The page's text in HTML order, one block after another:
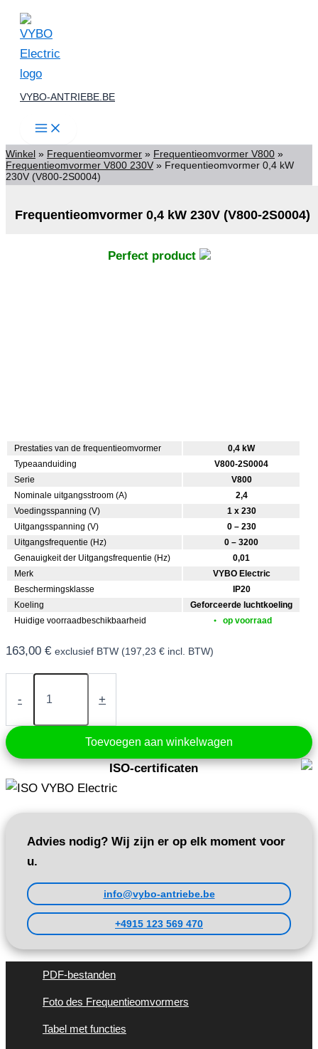
Spring
naar
inhoud
VYBO-ANTRIEBE.BE
Winkel » Frequentieomvormer » Frequentieomvormer V800 »
Frequentieomvormer V800 230V » Frequentieomvormer 0,4 kW
230V (V800-2S0004)
Frequentieomvormer 0,4 kW 230V (V800-2S0004)
Perfect product
Prestaties van de frequentieomvormer
0,4 kW
Typeaanduiding
V800-2S0004
Serie
V800
Nominale uitgangsstroom (A)
2,4
Voedingsspanning (V)
1 x 230
Uitgangsspanning (V)
0 – 230
Uitgangsfrequentie (Hz)
0 – 3200
Genauigkeit der Uitgangsfrequentie (Hz)
0,01
Merk
VYBO Electric
Beschermingsklasse
IP20
Koeling
Geforceerde luchtkoeling
Huidige voorraadbeschikbaarheid
op voorraad
163,00 € exclusief BTW (197,23 € incl. BTW)
-
Frequentieomvormer
kW
230V
(V800-
2S0004)
aantal
+
Toevoegen aan winkelwagen
ISO-certificaten
Advies nodig? Wij zijn er op elk moment voor
u.
info@vybo-antriebe.be
+4915 123 569 470
PDF-bestanden
Foto des Frequentieomvormers
Tabel met functies
2S0004)
aantal